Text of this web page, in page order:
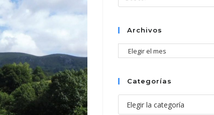
Archivos
Archivos
Categorías
Categorías